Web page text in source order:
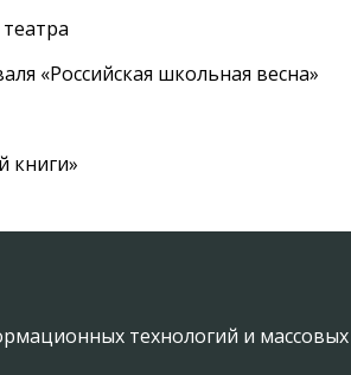
«Российская школьная весна»
книги»
технологий и